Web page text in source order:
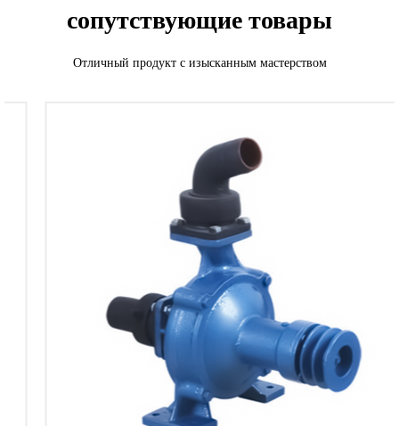
сопутствующие товары
Отличный продукт с изысканным мастерством